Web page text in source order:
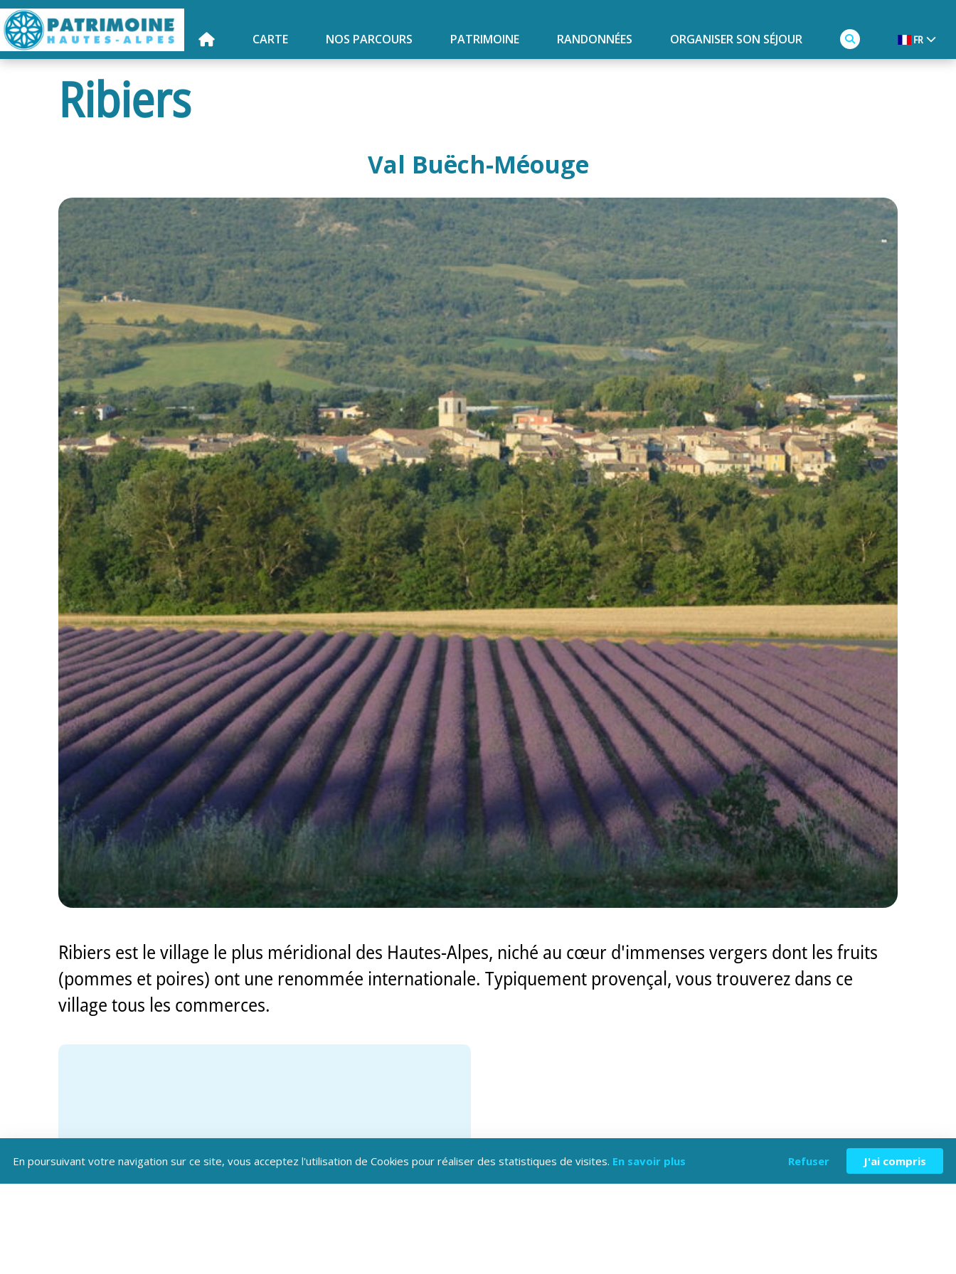
CARTE NOS PARCOURS PATRIMOINE RANDONNÉES ORGANISER SON SÉJOUR FR
Ribiers
Val Buëch-Méouge
Ribiers est le village le plus méridional des Hautes-Alpes, niché au cœur d'immenses vergers dont les fruits
(pommes et poires) ont une renommée internationale. Typiquement provençal, vous trouverez dans ce
village tous les commerces.
En poursuivant votre navigation sur ce site, vous acceptez l'utilisation de Cookies pour réaliser des statistiques de visites. En savoir plus Refuser J'ai compris